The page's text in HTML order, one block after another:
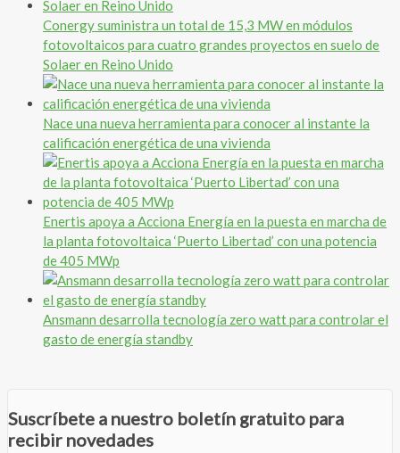
Conergy suministra un total de 15,3 MW en módulos
fotovoltaicos para cuatro grandes proyectos en suelo de
Solaer en Reino Unido
Nace una nueva herramienta para conocer al instante la
calificación energética de una vivienda
Enertis apoya a Acciona Energía en la puesta en marcha de
la planta fotovoltaica ‘Puerto Libertad’ con una potencia
de 405 MWp
Ansmann desarrolla tecnología zero watt para controlar el
gasto de energía standby
Suscríbete a nuestro boletín gratuito para
recibir novedades